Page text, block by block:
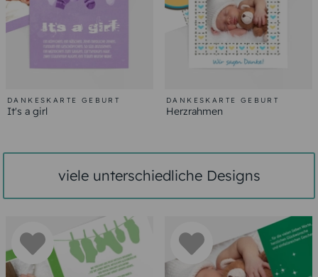
DANKESKARTE GEBURT
It's a girl
DANKESKARTE GEBURT
Herzrahmen
viele unterschiedliche Designs